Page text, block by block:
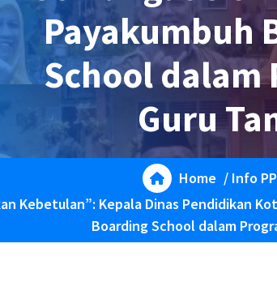
Payakumbuh
School dalam
Guru
Home / Info
Kebetulan”: Kepala Dinas Pendidikan
Boarding School dalam